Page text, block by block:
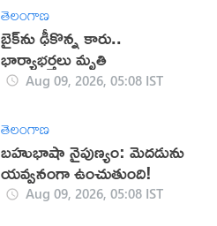
తెలంగాణ
బైక్‌ను ఢీకొన్న కారు..
భార్యాభర్తలు మృతి
Aug 09, 2026, 05:08 IST
తెలంగాణ
బహుభాషా నైపుణ్యం: మెదడును
యవ్వనంగా ఉంచుతుంది!
Aug 09, 2026, 05:08 IST